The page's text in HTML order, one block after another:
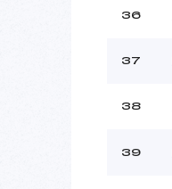
36
37
38
39